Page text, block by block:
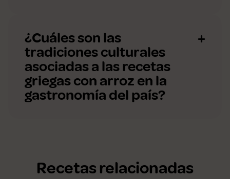
¿Cuáles son las
tradiciones culturales
asociadas a las recetas
griegas con arroz en la
gastronomía del país?
Recetas relacionadas